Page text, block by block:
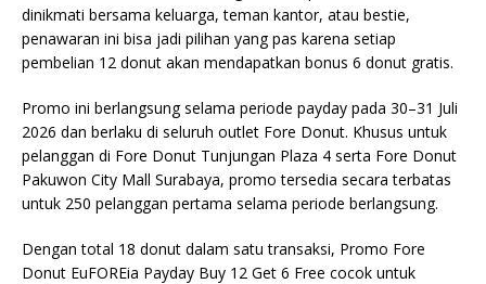
dinikmati bersama keluarga, teman kantor, atau bestie,
penawaran ini bisa jadi pilihan yang pas karena setiap
pembelian 12 donut akan mendapatkan bonus 6 donut gratis.
Promo ini berlangsung selama periode payday pada 30–31 Juli
2026 dan berlaku di seluruh outlet Fore Donut. Khusus untuk
pelanggan di Fore Donut Tunjungan Plaza 4 serta Fore Donut
Pakuwon City Mall Surabaya, promo tersedia secara terbatas
untuk 250 pelanggan pertama selama periode berlangsung.
Dengan total 18 donut dalam satu transaksi, Promo Fore
Donut EuFOREia Payday Buy 12 Get 6 Free cocok untuk